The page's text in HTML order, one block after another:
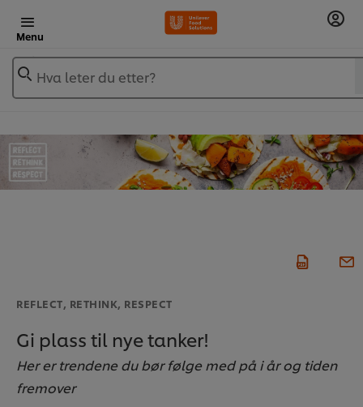
Menu
Hva leter du etter?
REFLECT, RETHINK, RESPECT
Gi plass til nye tanker!
Her er trendene du bør følge med på i år og tiden
fremover